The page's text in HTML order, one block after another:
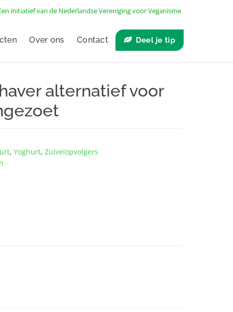
initiatief van de Nederlandse Vereniging voor Veganisme
Over ons Contact Deel je tip
alternatief voor
,Yoghurt,Zuivelopvolgers